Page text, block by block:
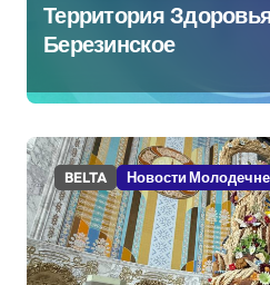
Территория
Березинское
BELTA Новости